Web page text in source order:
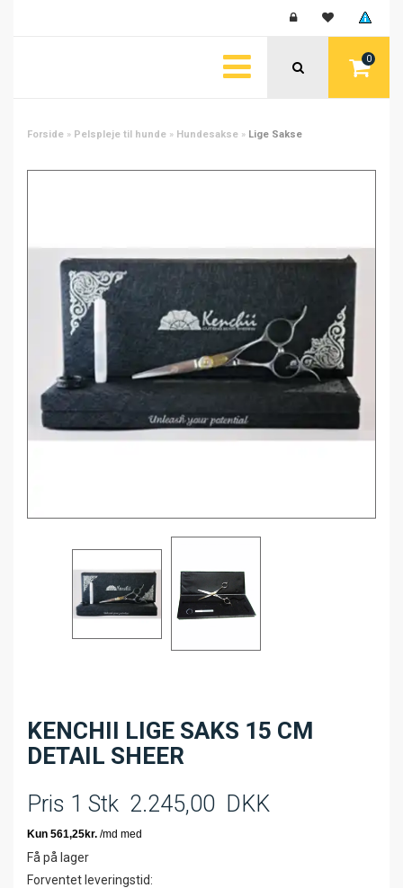
0
Forside » Pelspleje til hunde » Hundesakse » Lige Sakse
KENCHII LIGE SAKS 15 CM
DETAIL SHEER
Pris 1 Stk 2.245,00 DKK
Få på lager
Forventet leveringstid: